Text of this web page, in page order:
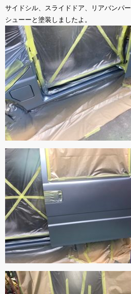
サイドシル、スライドドア、リアバンパー
シューーと塗装しましたよ。